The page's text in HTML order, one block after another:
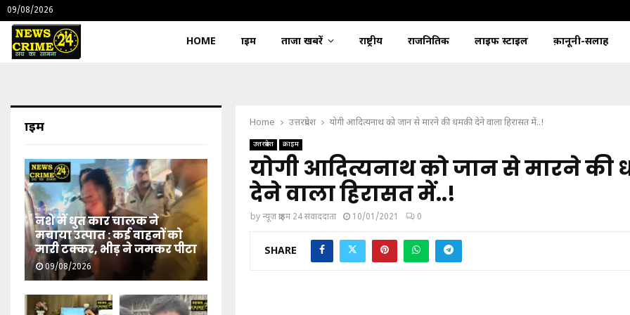
09/08/2026
HOME क्राइम ताजा खबरें राष्ट्रीय राजनितिक लाइफ स्टाइल क़ानूनी-सलाह
Home उत्तरप्रदेश योगी आदित्यनाथ को जान से मारने की धमकी देने वाला हिरासत में..!
उत्तरप्रदेश क्राइम
योगी आदित्यनाथ को जान से मारने की
देने वाला हिरासत में..!
byन्यूज़ क्राइम 24 संवाददाता 10/01/2021 0
SHARE
क्राइम
नशे में धुत कार चालक ने
मचाया उत्पात : कई वाहनों को
मारी टक्कर, भीड़ ने जमकर पीटा
09/08/2026